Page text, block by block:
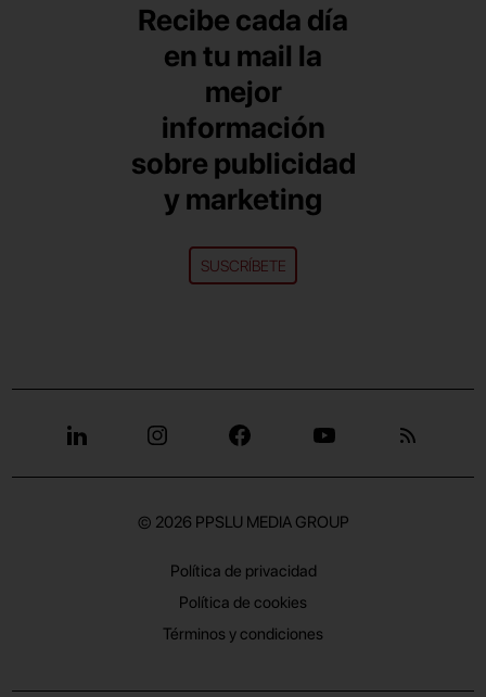
Recibe cada día
en tu mail la
mejor
información
sobre publicidad
y marketing
SUSCRÍBETE
© 2026 PPSLU MEDIA GROUP
Política de privacidad
Política de cookies
Términos y condiciones